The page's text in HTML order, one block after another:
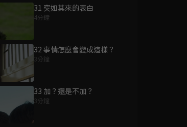
31 突如其來的表白
4分鐘
32 事情怎麼會變成這樣？
3分鐘
33 加？還是不加？
3分鐘